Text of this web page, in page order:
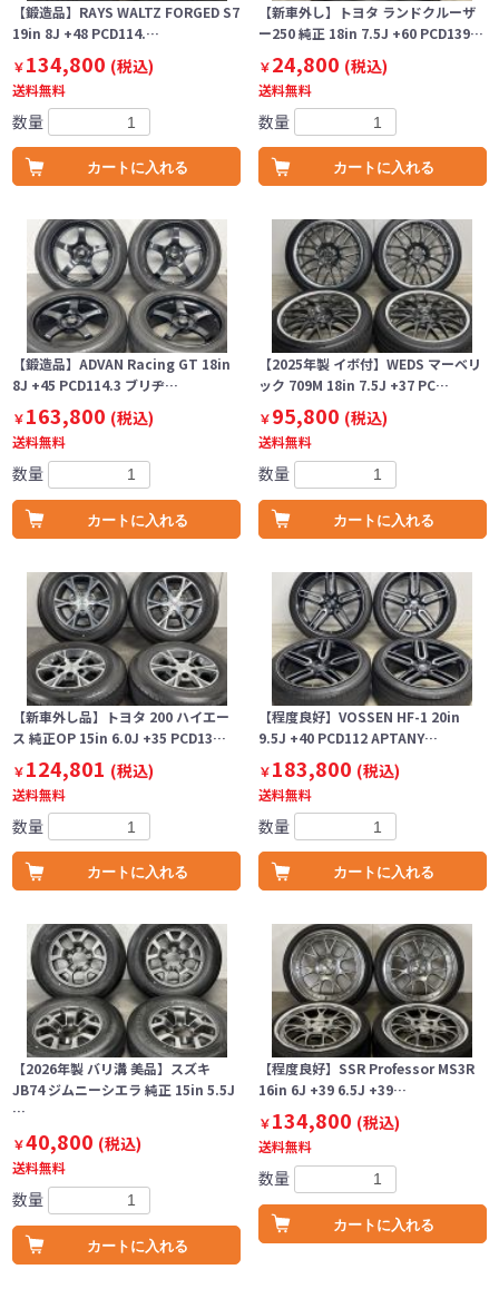
【鍛造品】RAYS WALTZ FORGED S7
19in 8J +48 PCD114.…
￥134,800 (税込)
送料無料
数量
カートに入れる
【新車外し】トヨタ ランドクルーザ
ー250 純正 18in 7.5J +60 PCD139…
￥24,800 (税込)
送料無料
数量
カートに入れる
【鍛造品】ADVAN Racing GT 18in
8J +45 PCD114.3 ブリヂ…
￥163,800 (税込)
送料無料
数量
カートに入れる
【2025年製 イボ付】WEDS マーベリ
ック 709M 18in 7.5J +37 PC…
￥95,800 (税込)
送料無料
数量
カートに入れる
【新車外し品】トヨタ 200 ハイエー
ス 純正OP 15in 6.0J +35 PCD13…
￥124,801 (税込)
送料無料
数量
カートに入れる
【程度良好】VOSSEN HF-1 20in
9.5J +40 PCD112 APTANY…
￥183,800 (税込)
送料無料
数量
カートに入れる
【2026年製 バリ溝 美品】スズキ
JB74 ジムニーシエラ 純正 15in 5.5J
…
￥40,800 (税込)
送料無料
数量
カートに入れる
【程度良好】SSR Professor MS3R
16in 6J +39 6.5J +39…
￥134,800 (税込)
送料無料
数量
カートに入れる